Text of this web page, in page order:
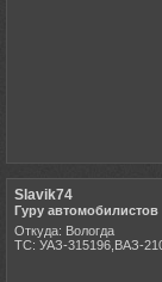
Slavik74
Гуру автомобилистов
Откуда: Вологда
ТС: УАЗ-315196,ВАЗ-